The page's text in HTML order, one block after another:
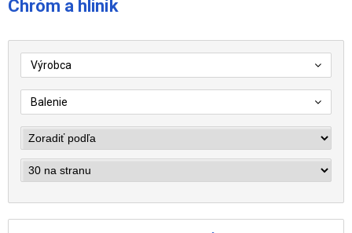
Chróm a hliník
Výrobca
Balenie